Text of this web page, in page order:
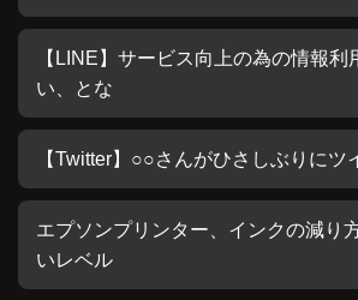
【LINE】サービス向上の為の情報利
い、とな
【Twitter】○○さんがひさしぶりにツ
エプソンプリンター、インクの減り
いレベル